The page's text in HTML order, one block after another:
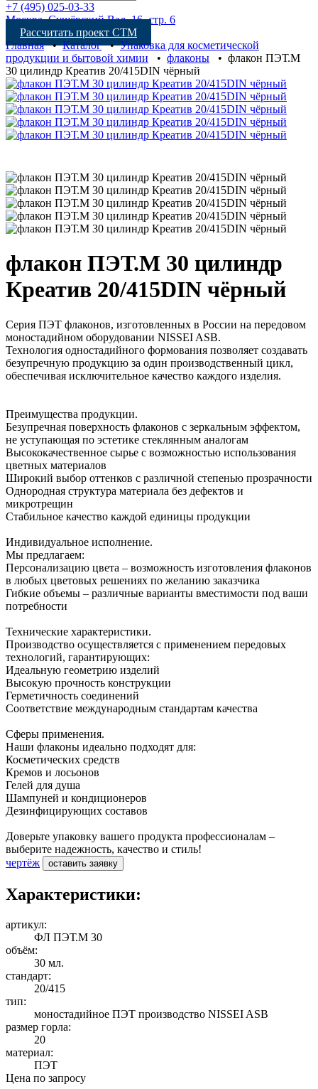
+7 (495) 025-03-33
Москва, Сущёвский Вал, 16, стр. 6
Рассчитать проект СТМ
Главная•Каталог•Упаковка для косметической
продукции и бытовой химии • флаконы • флакон ПЭТ.М
30 цилиндр Креатив 20/415DIN чёрный
флакон ПЭТ.М 30 цилиндр
Креатив 20/415DIN чёрный
Серия ПЭТ флаконов, изготовленных в России на передовом
моностадийном оборудовании NISSEI ASB.
Технология одностадийного формования позволяет создавать
безупречную продукцию за один производственный цикл,
обеспечивая исключительное качество каждого изделия.
Преимущества продукции.
Безупречная поверхность флаконов с зеркальным эффектом,
не уступающая по эстетике стеклянным аналогам
Высококачественное сырье с возможностью использования
цветных материалов
Широкий выбор оттенков с различной степенью прозрачности
Однородная структура материала без дефектов и
микротрещин
Стабильное качество каждой единицы продукции
Индивидуальное исполнение.
Мы предлагаем:
Персонализацию цвета – возможность изготовления флаконов
в любых цветовых решениях по желанию заказчика
Гибкие объемы – различные варианты вместимости под ваши
потребности
Технические характеристики.
Производство осуществляется с применением передовых
технологий, гарантирующих:
Идеальную геометрию изделий
Высокую прочность конструкции
Герметичность соединений
Соответствие международным стандартам качества
Сферы применения.
Наши флаконы идеально подходят для:
Косметических средств
Кремов и лосьонов
Гелей для душа
Шампуней и кондиционеров
Дезинфицирующих составов
Доверьте упаковку вашего продукта профессионалам –
выберите надежность, качество и стиль!
чертёж
оставить заявку
Характеристики:
артикул:
ФЛ ПЭТ.М 30
объём:
30 мл.
стандарт:
20/415
тип:
моностадийное ПЭТ производство NISSEI ASB
размер горла:
20
материал:
ПЭТ
Цена по запросу